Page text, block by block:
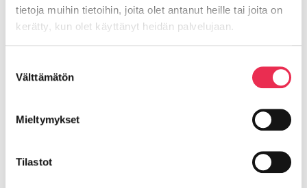
tietoja muihin tietoihin, joita olet antanut heille tai joita on
kerätty, kun olet käyttänyt heidän palvelujaan.
valinta
Välttämätön
Mieltymykset
Tilastot
Y-tunnus: 2559520-7